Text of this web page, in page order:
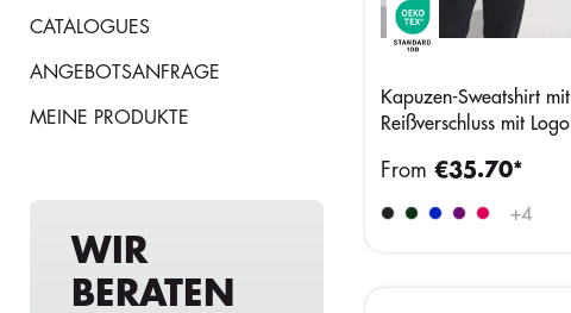
CATALOGUES
ANGEBOTSANFRAGE
MEINE PRODUKTE
WIR
BERATEN
Kapuzen-Sweatshirt mit
Reißverschluss mit Logo
+4
From €35.70*